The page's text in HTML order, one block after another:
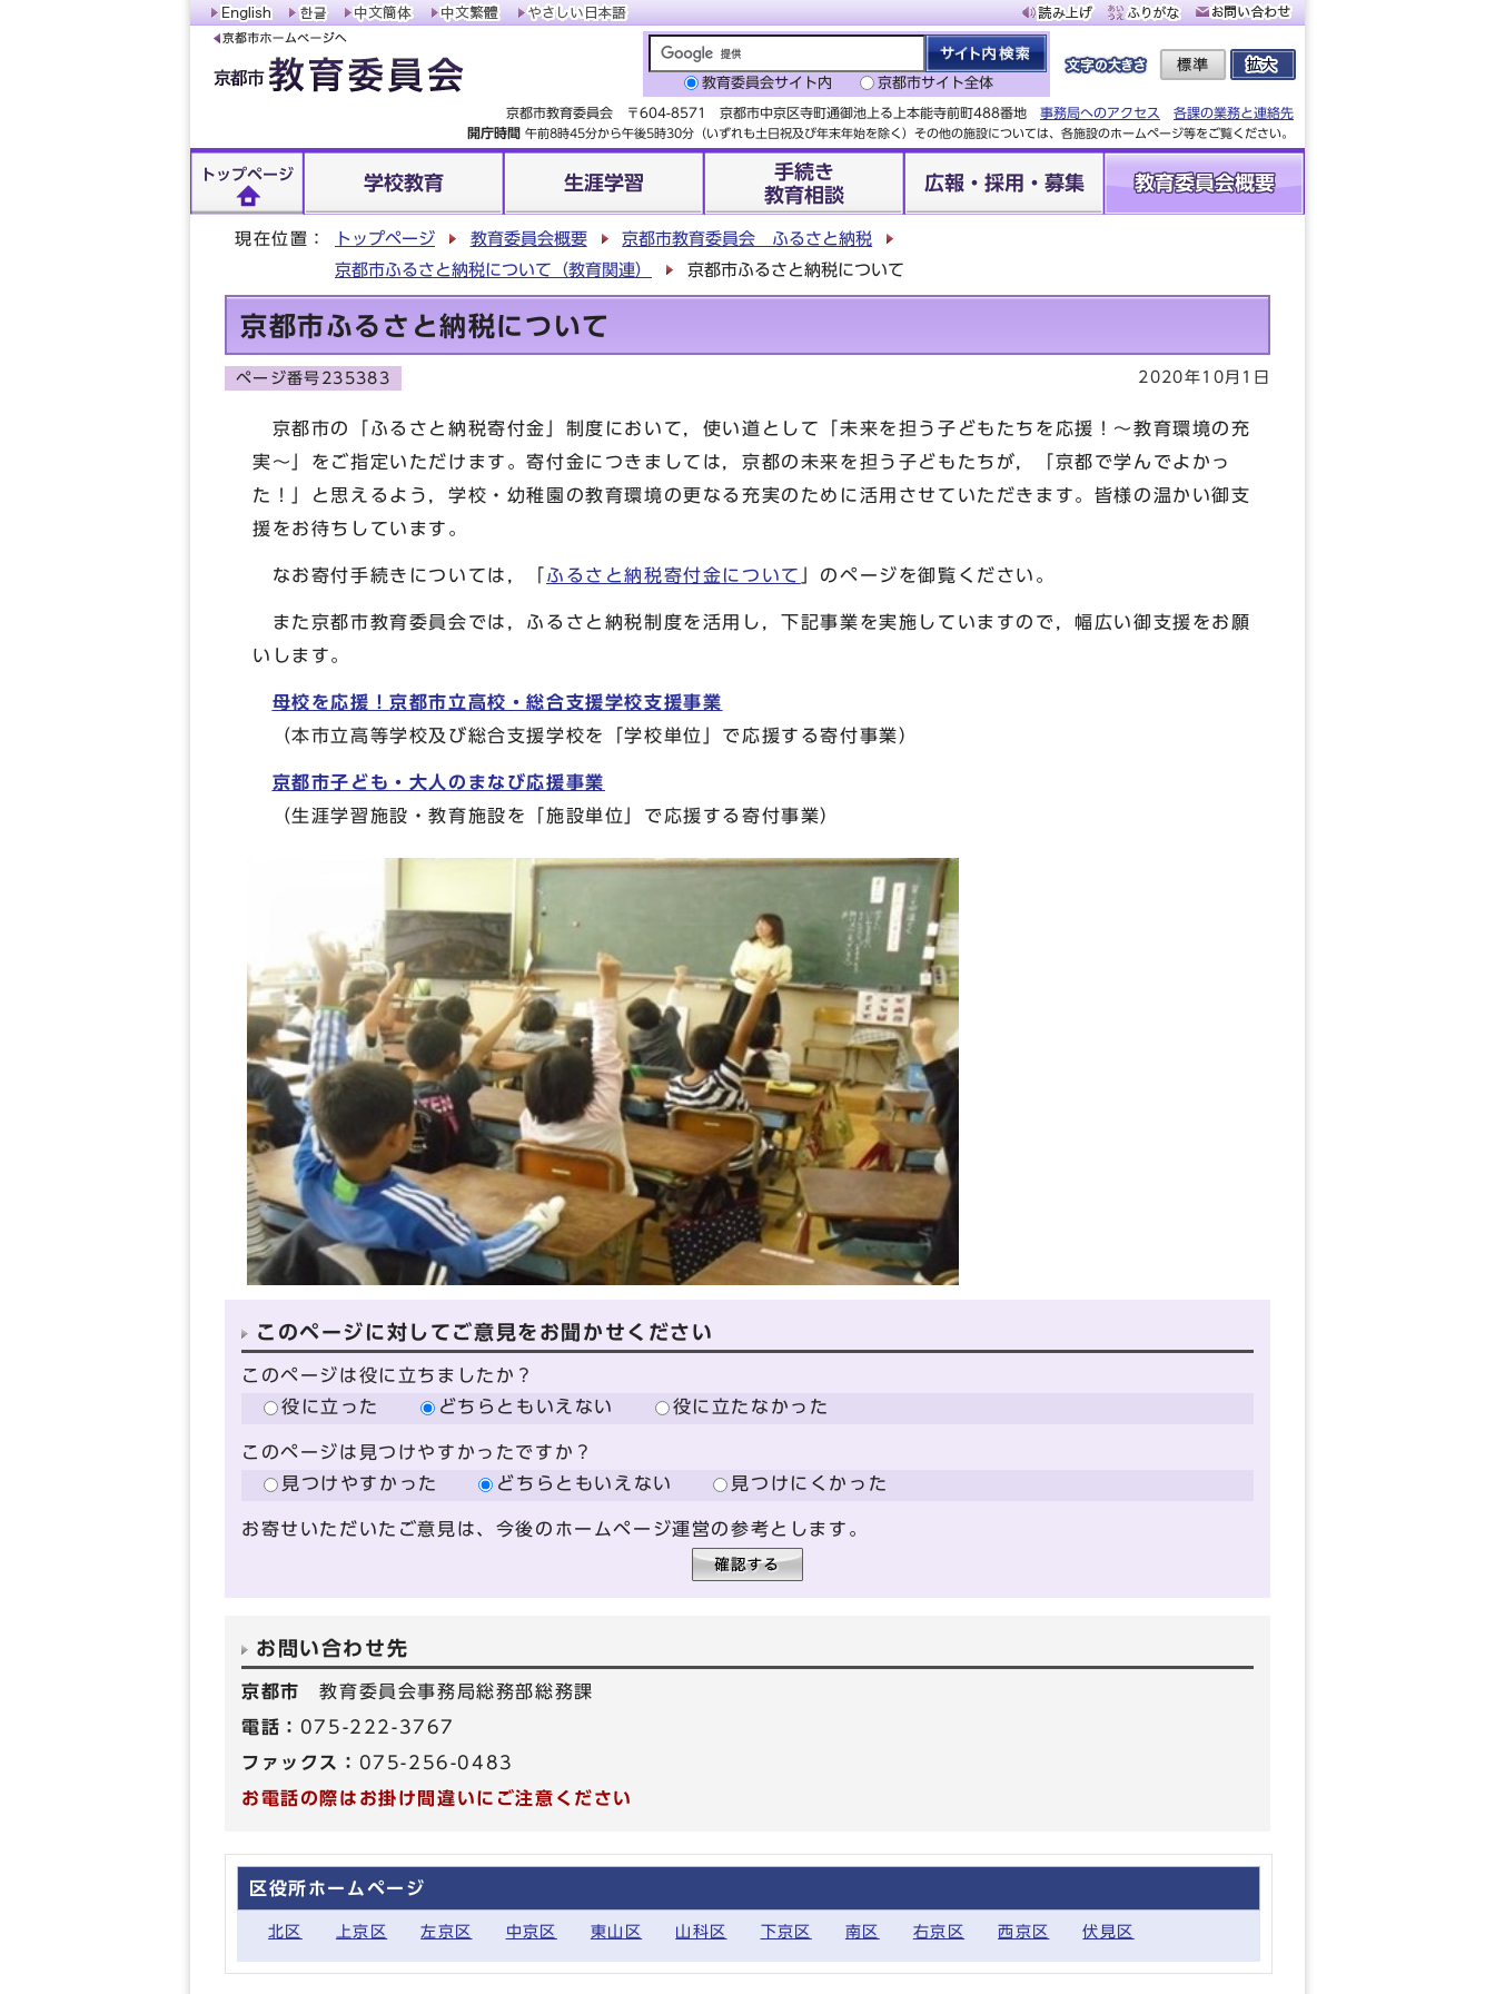
教育委員会サイト内 京都市サイト全体
京都市教育委員会 〒604-8571 京都市中京区寺町通御池上る上本能寺前町488番地 事務局へのアクセス
各課の業務と連絡先
開庁時間 午前8時45分から午後5時30分（いずれも土日祝及び年末年始を除く）その他の施設については、各施設のホームページ等をご覧ください。
トップページ 学校教育 生涯学習
手続き
教育相談
広報・採用・募集 教育委員会概要
現在位置： トップページ 教育委員会概要
京都市教育委員会 ふるさと納税
京都市ふるさと納税について（教育関連）
京都市ふるさと納税について
京都市ふるさと納税について
ページ番号235383 2020年10月1日
京都市の「ふるさと納税寄付金」制度において，使い道として「未来を担う子どもたちを応援！～教育環境の充
実～」をご指定いただけます。寄付金につきましては，京都の未来を担う子どもたちが，「京都で学んでよかっ
た！」と思えるよう，学校・幼稚園の教育環境の更なる充実のために活用させていただきます。皆様の温かい御支
援をお待ちしています。
なお寄付手続きについては，「 ふるさと納税寄付金について 」のページを御覧ください。
また京都市教育委員会では，ふるさと納税制度を活用し，下記事業を実施していますので，幅広い御支援をお願
いします。
母校を応援！京都市立高校・総合支援学校支援事業
（本市立高等学校及び総合支援学校を「学校単位」で応援する寄付事業）
京都市子ども・大人のまなび応援事業
（生涯学習施設・教育施設を「施設単位」で応援する寄付事業）
このページに対してご意見をお聞かせください
このページは役に立ちましたか？
役に立った
どちらともいえない 役に立たなかった
このページは見つけやすかったですか？
見つけやすかった
どちらともいえない 見つけにくかった
お寄せいただいたご意見は、今後のホームページ運営の参考とします。
お問い合わせ先
京都市教育委員会事務局総務部総務課
電話： 075-222-3767
ファックス： 075-256-0483
お電話の際はお掛け間違いにご注意ください
区役所ホームページ
北区 上京区 左京区 中京区 東山区 山科区 下京区 南区 右京区 西京区 伏見区